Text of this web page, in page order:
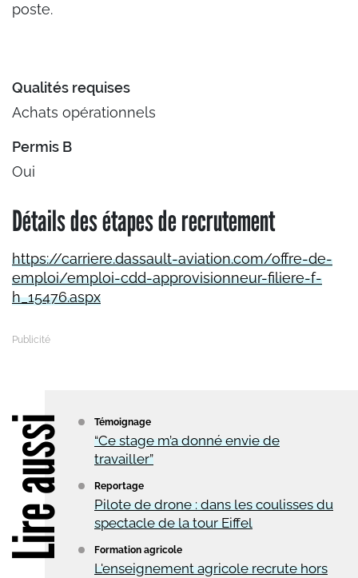
poste.
Qualités requises
Achats opérationnels
Permis B
Oui
Détails des étapes de recrutement
https://carriere.dassault-aviation.com/offre-de-
emploi/emploi-cdd-approvisionneur-filiere-f-
h_15476.aspx
Témoignage
“Ce stage m’a donné envie de
travailler”
Reportage
Pilote de drone : dans les coulisses du
spectacle de la tour Eiffel
Formation agricole
L'enseignement agricole recrute hors